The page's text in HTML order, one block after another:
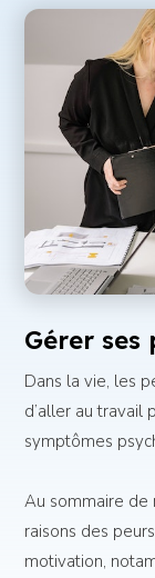
Gérer
Dans la vie, les
d’aller au travail
symptômes
Au sommaire de
raisons des
motivation,